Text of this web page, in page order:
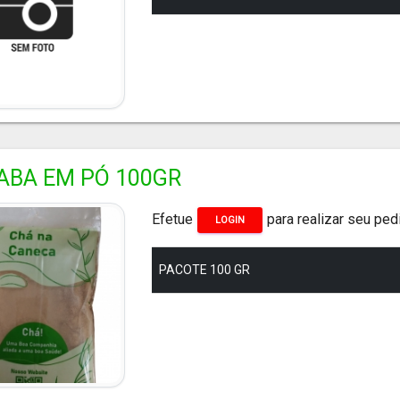
EM PÓ 100GR
Efetue LOGIN para realizar seu
PACOTE 100 GR